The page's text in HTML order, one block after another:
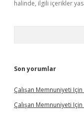
halinde, ilgili içerikler
Son yorumlar
Çalışan Memnuniyeti
Çalışan Memnuniyeti